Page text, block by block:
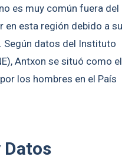
es muy común fuera del
en esta región debido a su
datos del Instituto
Antxon se situó como el
los hombres en el País
Datos